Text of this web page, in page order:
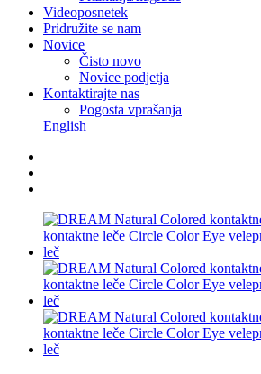
Videoposnetek
Pridružite se nam
Novice
Čisto novo
Novice podjetja
Kontaktirajte nas
Pogosta vprašanja
English